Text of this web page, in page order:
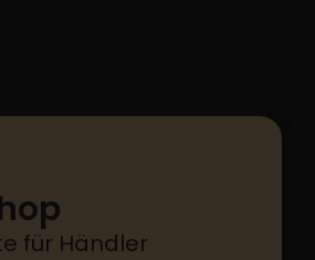
für Händler